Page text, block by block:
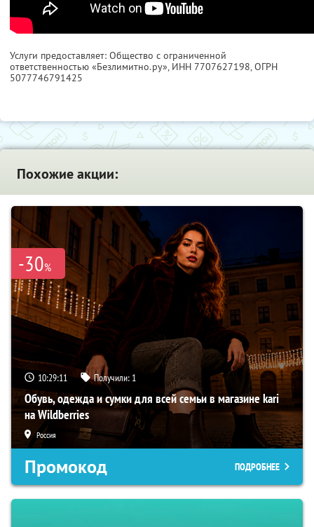
Услуги предоставляет: Общество с ограниченной
ответственностью «Безлимитно.ру», ИНН 7707627198, ОГРН
5077746791425
Похожие акции:
-30%
10:29:10 Получили: 1
Обувь, одежда и сумки для всей семьи в магазине kari
на Wildberries
Россия
Промокод ПОДРОБНЕЕ